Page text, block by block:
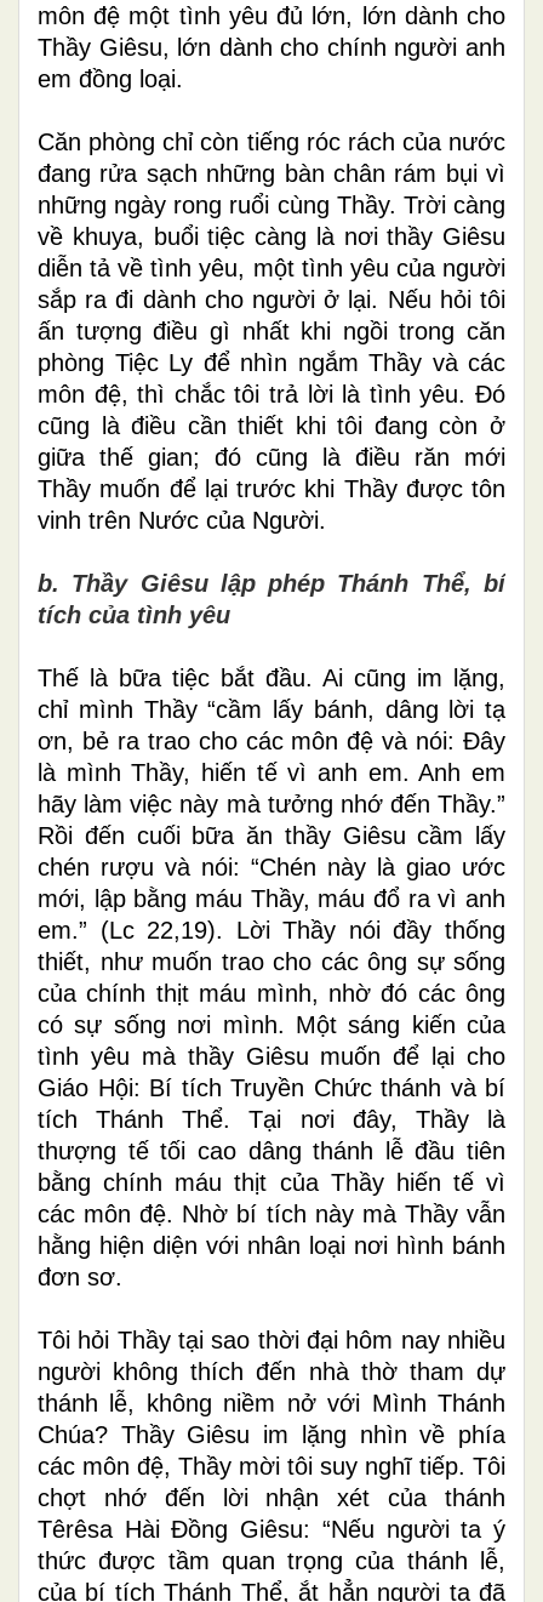
môn đệ một tình yêu đủ lớn, lớn dành cho
Thầy Giêsu, lớn dành cho chính người anh
em đồng loại.
Căn phòng chỉ còn tiếng róc rách của nước
đang rửa sạch những bàn chân rám bụi vì
những ngày rong ruổi cùng Thầy. Trời càng
về khuya, buổi tiệc càng là nơi thầy Giêsu
diễn tả về tình yêu, một tình yêu của người
sắp ra đi dành cho người ở lại. Nếu hỏi tôi
ấn tượng điều gì nhất khi ngồi trong căn
phòng Tiệc Ly để nhìn ngắm Thầy và các
môn đệ, thì chắc tôi trả lời là tình yêu. Đó
cũng là điều cần thiết khi tôi đang còn ở
giữa thế gian; đó cũng là điều răn mới
Thầy muốn để lại trước khi Thầy được tôn
vinh trên Nước của Người.
b. Thầy Giêsu lập phép Thánh Thể, bí
tích của tình yêu
Thế là bữa tiệc bắt đầu. Ai cũng im lặng,
chỉ mình Thầy “cầm lấy bánh, dâng lời tạ
ơn, bẻ ra trao cho các môn đệ và nói: Đây
là mình Thầy, hiến tế vì anh em. Anh em
hãy làm việc này mà tưởng nhớ đến Thầy.”
Rồi đến cuối bữa ăn thầy Giêsu cầm lấy
chén rượu và nói: “Chén này là giao ước
mới, lập bằng máu Thầy, máu đổ ra vì anh
em.” (Lc 22,19). Lời Thầy nói đầy thống
thiết, như muốn trao cho các ông sự sống
của chính thịt máu mình, nhờ đó các ông
có sự sống nơi mình. Một sáng kiến của
tình yêu mà thầy Giêsu muốn để lại cho
Giáo Hội: Bí tích Truyền Chức thánh và bí
tích Thánh Thể. Tại nơi đây, Thầy là
thượng tế tối cao dâng thánh lễ đầu tiên
bằng chính máu thịt của Thầy hiến tế vì
các môn đệ. Nhờ bí tích này mà Thầy vẫn
hằng hiện diện với nhân loại nơi hình bánh
đơn sơ.
Tôi hỏi Thầy tại sao thời đại hôm nay nhiều
người không thích đến nhà thờ tham dự
thánh lễ, không niềm nở với Mình Thánh
Chúa? Thầy Giêsu im lặng nhìn về phía
các môn đệ, Thầy mời tôi suy nghĩ tiếp. Tôi
chợt nhớ đến lời nhận xét của thánh
Têrêsa Hài Đồng Giêsu: “Nếu người ta ý
thức được tầm quan trọng của thánh lễ,
của bí tích Thánh Thể,ắt hẳn người ta đã